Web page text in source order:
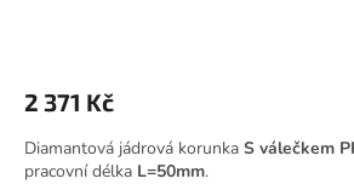
2 371 Kč
Diamantová jádrová korunka S válečkem
pracovní délka L=50mm.